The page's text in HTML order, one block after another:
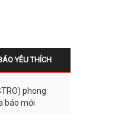
YÊU THÍCH
phong
báo mới